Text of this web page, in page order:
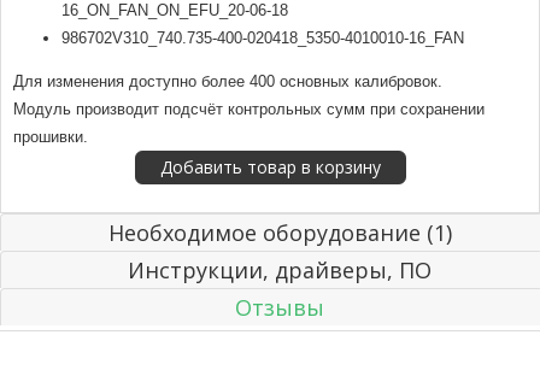
16_ON_FAN_ON_EFU_20-06-18
986702V310_740.735-400-020418_5350-4010010-16_FAN
Для изменения доступно более 400 основных калибровок.
Модуль производит подсчёт контрольных сумм при сохранении
прошивки.
Необходимое оборудование (1)
Инструкции, драйверы, ПО
Отзывы